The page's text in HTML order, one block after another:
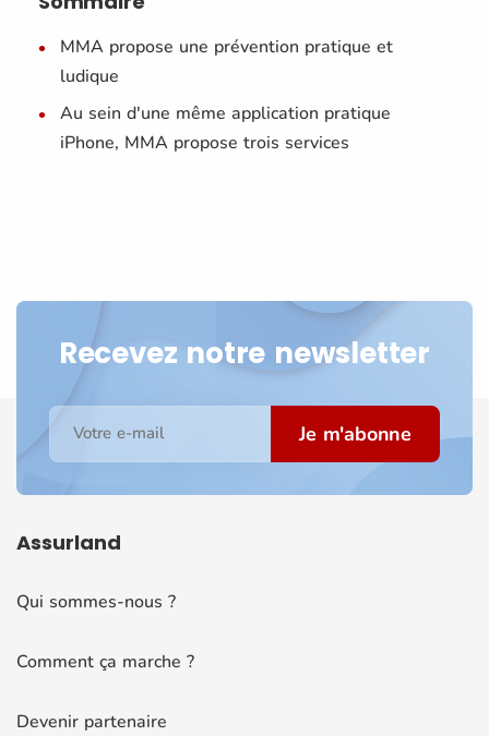
MMA propose une prévention pratique et
ludique
Au sein d'une même application pratique
iPhone, MMA propose trois services
Recevez notre newsletter
Votre e-mail Je m'abonne
Assurland
Qui sommes-nous ?
Comment ça marche ?
Devenir partenaire